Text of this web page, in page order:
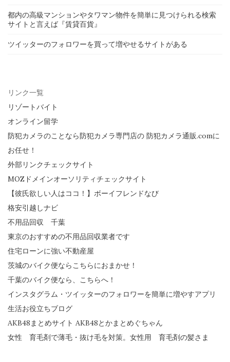
都内の高級マンションやタワマン物件を簡単に見つけられる検索
サイトと言えば『賃貸百貨』
ツイッターのフォロワーを買って増やせるサイトがある
リンク一覧
リゾートバイト
オンライン留学
防犯カメラのことなら防犯カメラ専門店の 防犯カメラ通販.comに
お任せ！
外部リンクチェックサイト
MOZドメインオーソリティチェックサイト
【彼氏欲しい人はココ！】ボーイフレンドなび
格安引越しナビ
不用品回収 千葉
東京のおすすめの不用品回収業者です
住宅ローンに強い不動産屋
茨城のバイク便ならこちらにおまかせ！
千葉のバイク便なら、こちらへ！
インスタグラム・ツイッターのフォロワーを簡単に増やすアプリ
生活お役立ちブログ
AKB48まとめサイト AKB48とかまとめぐちゃん
女性 育毛剤で薄毛・抜け毛を対策。女性用 育毛剤の髪さま